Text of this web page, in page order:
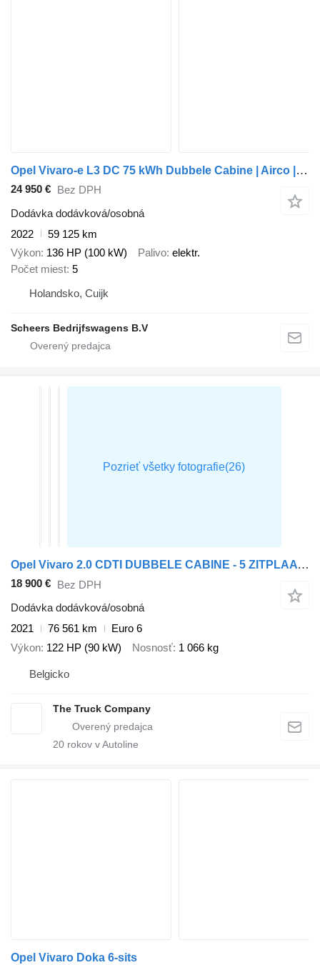
Opel Vivaro-e L3 DC 75 kWh Dubbele Cabine | Airco | Navigatie
24 950 € Bez DPH
Dodávka dodávková/osobná
2022
59 125 km
Výkon 136 HP (100 kW) Palivo elektr.
Počet miest 5
Holandsko, Cuijk
Scheers Bedrijfswagens B.V
Opel Vivaro 2.0 CDTI DUBBELE CABINE - 5 ZITPLAATSEN
18 900 € Bez DPH
Dodávka dodávková/osobná
2021
76 561 km
Euro 6
Výkon 122 HP (90 kW) Nosnosť 1 066 kg
Belgicko
The Truck Company
20 rokov v Autoline
Opel Vivaro Doka 6-sits